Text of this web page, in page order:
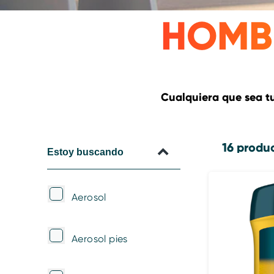
Cualquiera que sea
Estoy buscandoEstoy buscando
Aerosol
Aerosol pies
16